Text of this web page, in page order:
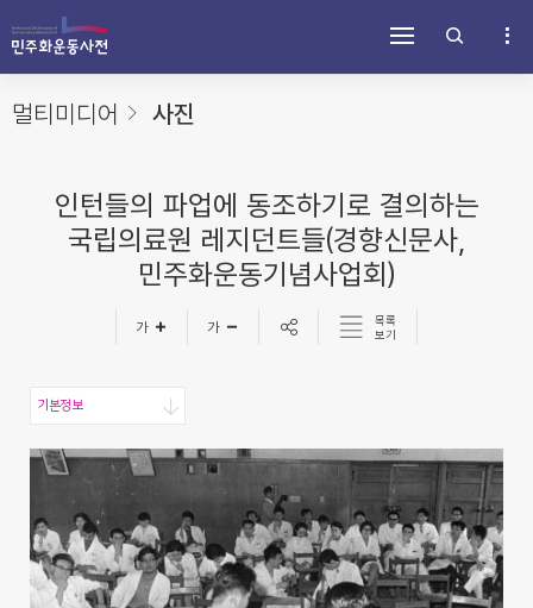
메
뉴
바
로
용
바
로
가
단
바
로
가멀티미디어 사진
인턴들의 파업에 동조하기로 결의하는
국립의료원 레지던트들(경향신문사,
민주화운동기념사업회)
목록
보기
기본정보